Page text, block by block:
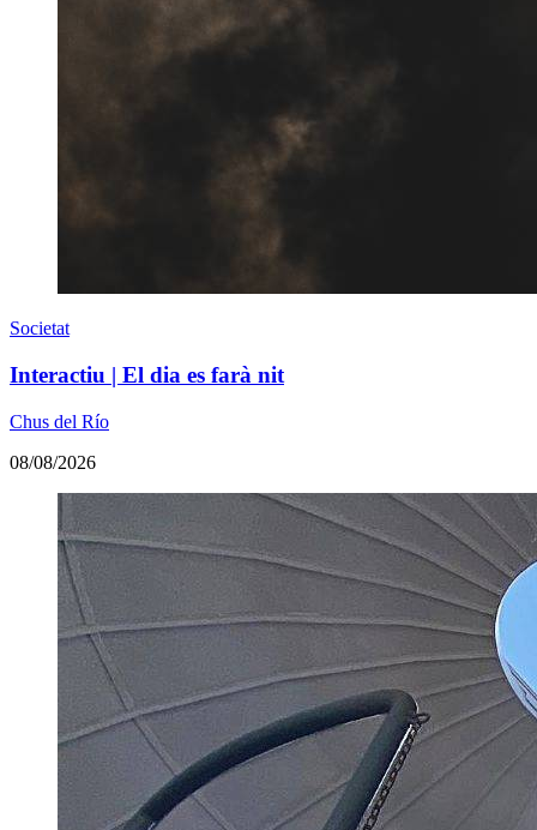
Societat
Interactiu | El dia es farà nit
Chus del Río
08/08/2026